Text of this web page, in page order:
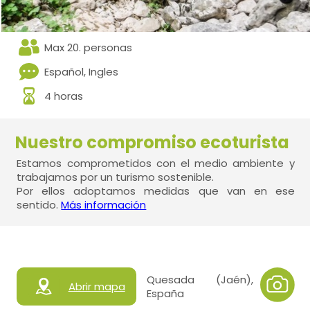
Max 20. personas
Español, Ingles
4 horas
Nuestro compromiso ecoturista
Estamos comprometidos con el medio ambiente y
trabajamos por un turismo sostenible.
Por ellos adoptamos medidas que van en ese
sentido.Más información
Abrir mapa
Quesada (Jaén),
España